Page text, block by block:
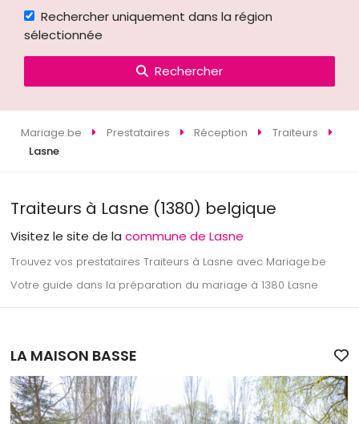
Rechercher uniquement dans la région
sélectionnée
Rechercher
Mariage.be Prestataires Réception
Traiteurs
Lasne
Traiteurs à Lasne (1380) belgique
Visitez le site de lacommune de Lasne
Trouvez vos prestataires Traiteurs à Lasne avec Mariage.be
Votre guide dans la préparation du mariage à 1380 Lasne
LA MAISON BASSE